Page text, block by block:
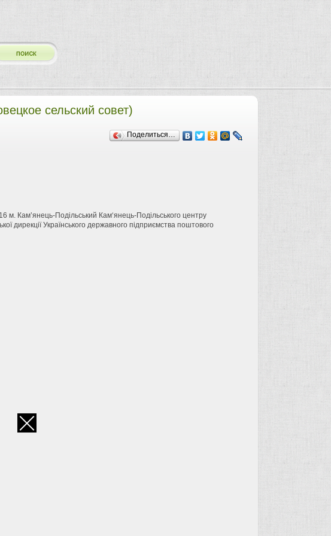
сельский совет)
Поделиться…
м. Кам’янець-Подільський Кам‘янець-Подільського центру
дирекції Українського державного підприємства поштового